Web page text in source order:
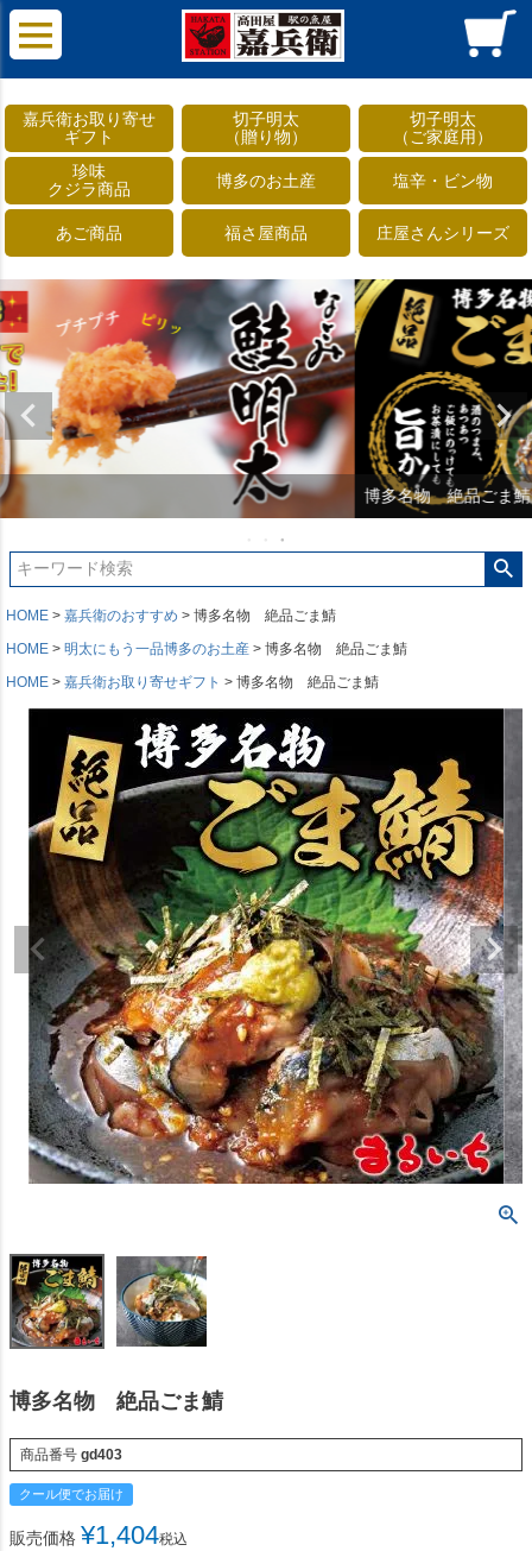
嘉兵衛お取り寄せ
ギフト
切子明太
（贈り物）
切子明太
（ご家庭用）
珍味
クジラ商品
博多のお土産 塩辛・ビン物
あご商品 福さ屋商品 庄屋さんシリーズ
HOME 嘉兵衛のおすすめ
博多名物 絶品ごま鯖
HOME
明太にもう一品博多のお土産
博多名物 絶品ごま鯖
HOME
嘉兵衛お取り寄せギフト 博多名物 絶品ごま鯖
博多名物 絶品ごま鯖
商品番号 gd403
クール便でお届け
販売価格 ¥1,404税込